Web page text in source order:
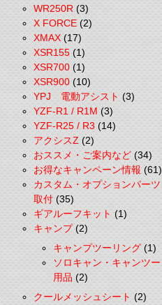
WR250R(3)
X FORCE(2)
XMAX(17)
XSR155(1)
XSR700(1)
XSR900(10)
YPJ 電動アシスト(3)
YZF-R1 / R1M(3)
YZF-R25 / R3(14)
アクシスZ(2)
おススメ・ご案内など(34)
お得なキャンペーン情報(61)
カスタム・オプションパーツ
取付(35)
ギアルーフキット(1)
キャンプ(2)
キャンプツーリング(1)
ソロキャン・キャンツー
用品(2)
クールメッシュシート(2)